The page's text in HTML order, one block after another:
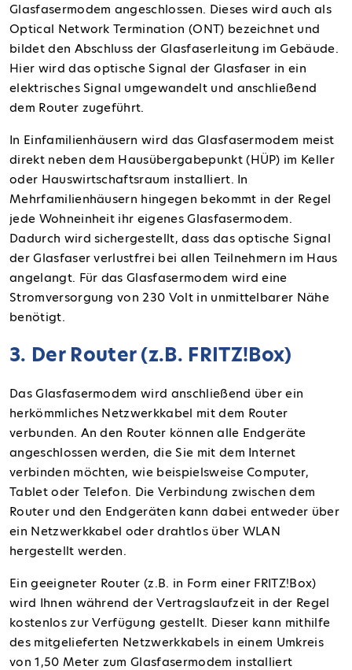
Glasfasermodem angeschlossen. Dieses wird auch als
Optical Network Termination (ONT) bezeichnet und
bildet den Abschluss der Glasfaserleitung im Gebäude.
Hier wird das optische Signal der Glasfaser in ein
elektrisches Signal umgewandelt und anschließend
dem Router zugeführt.
In Einfamilienhäusern wird das Glasfasermodem meist
direkt neben dem Hausübergabepunkt (HÜP) im Keller
oder Hauswirtschaftsraum installiert. In
Mehrfamilienhäusern hingegen bekommt in der Regel
jede Wohneinheit ihr eigenes Glasfasermodem.
Dadurch wird sichergestellt, dass das optische Signal
der Glasfaser verlustfrei bei allen Teilnehmern im Haus
angelangt. Für das Glasfasermodem wird eine
Stromversorgung von 230 Volt in unmittelbarer Nähe
benötigt.
3. Der Router (z.B. FRITZ!Box)
Das Glasfasermodem wird anschließend über ein
herkömmliches Netzwerkkabel mit dem Router
verbunden. An den Router können alle Endgeräte
angeschlossen werden, die Sie mit dem Internet
verbinden möchten, wie beispielsweise Computer,
Tablet oder Telefon. Die Verbindung zwischen dem
Router und den Endgeräten kann dabei entweder über
ein Netzwerkkabel oder drahtlos über WLAN
hergestellt werden.
Ein geeigneter Router (z.B. in Form einer FRITZ!Box)
wird Ihnen während der Vertragslaufzeit in der Regel
kostenlos zur Verfügung gestellt. Dieser kann mithilfe
des mitgelieferten Netzwerkkabels in einem Umkreis
von 1,50 Meter zum Glasfasermodem installiert